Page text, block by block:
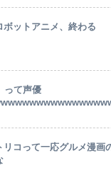
ボットアニメ、終わる
て声優
リコって一応グルメ漫画